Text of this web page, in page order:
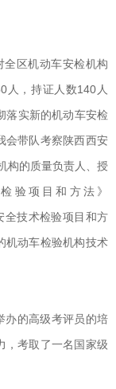
全区机动车安检机构
人，持证人数140人
落实新的机动车安检
会带队考察陕西西安
构的质量负责人、授
验项目和方法》
全技术检验项目和方
机动车检验机构技术
办的高级考评员的培
，考取了一名国家级